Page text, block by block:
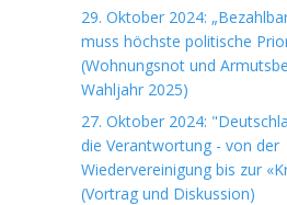
29. Oktober 2024:
muss höchste politische
(Wohnungsnot und
Wahljahr 2025)
27. Oktober 2024:
die Verantwortung - von der
Wiedervereinigung bis zur
(Vortrag und Diskussion)